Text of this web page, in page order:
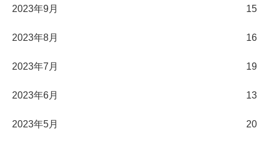
2023年9月 15
2023年8月 16
2023年7月 19
2023年6月 13
2023年5月 20